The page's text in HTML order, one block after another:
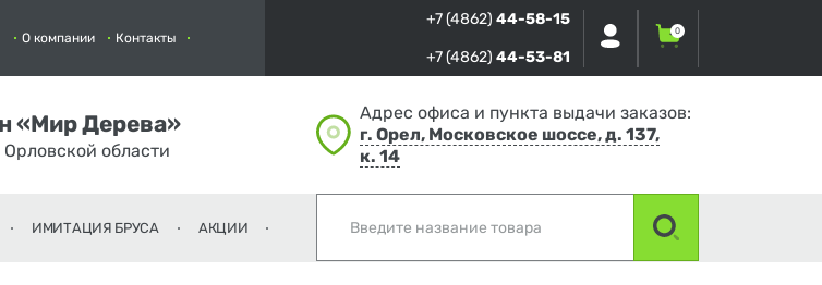
О компании Контакты
+7 (4862) 44-58-15
+7 (4862) 44-53-81
0
«Мир Дерева»
области
Адрес офиса и пункта выдачи заказов:
г. Орел, Московское шоссе, д. 137,
к. 14
ИМИТАЦИЯ БРУСА АКЦИИ